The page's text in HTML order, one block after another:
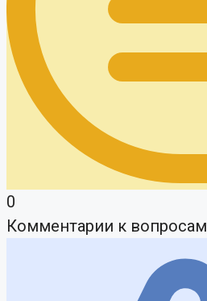
0
Комментарии к вопросам